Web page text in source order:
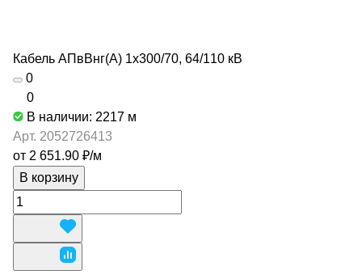
Кабель АПвВнг(А) 1х300/70, 64/110 кВ
0
0
В наличии: 2217 м
Арт. 2052726413
от 2 651.90 ₽/м
В корзину